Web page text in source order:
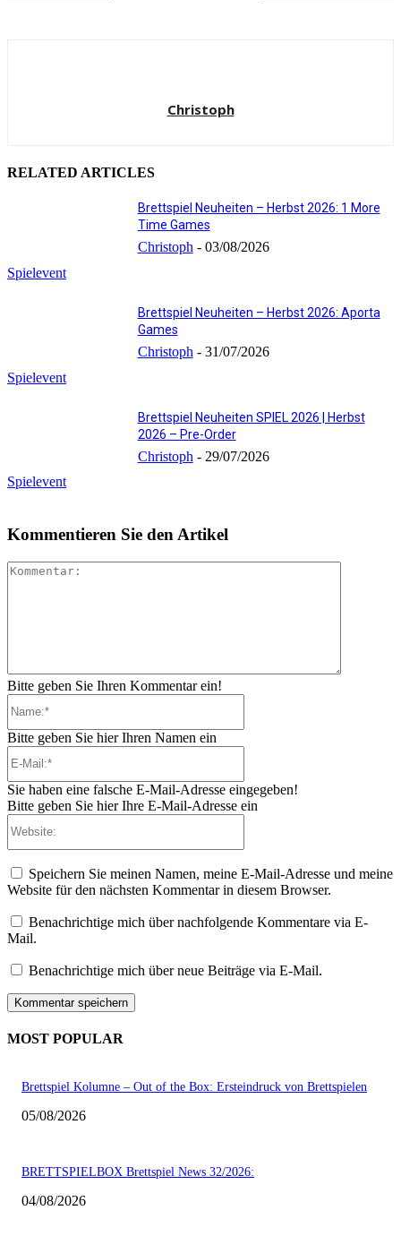
Christoph
RELATED ARTICLES
Spielevent
Brettspiel Neuheiten – Herbst 2026: 1 More
Time Games
Christoph - 03/08/2026
Spielevent
Brettspiel Neuheiten – Herbst 2026: Aporta
Games
Christoph - 31/07/2026
Spielevent
Brettspiel Neuheiten SPIEL 2026 | Herbst
2026 – Pre-Order
Christoph - 29/07/2026
Kommentieren Sie den Artikel
Bitte geben Sie Ihren Kommentar ein!
Bitte geben Sie hier Ihren Namen ein
Sie haben eine falsche E-Mail-Adresse eingegeben!
Bitte geben Sie hier Ihre E-Mail-Adresse ein
Speichern Sie meinen Namen, meine E-Mail-Adresse und meine
Website für den nächsten Kommentar in diesem Browser.
Benachrichtige mich über nachfolgende Kommentare via E-
Mail.
Benachrichtige mich über neue Beiträge via E-Mail.
MOST POPULAR
Brettspiel Kolumne – Out of the Box: Ersteindruck von Brettspielen
05/08/2026
BRETTSPIELBOX Brettspiel News 32/2026:
04/08/2026